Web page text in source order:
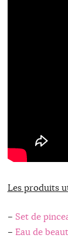
Les produits
– Set de
– Eau de